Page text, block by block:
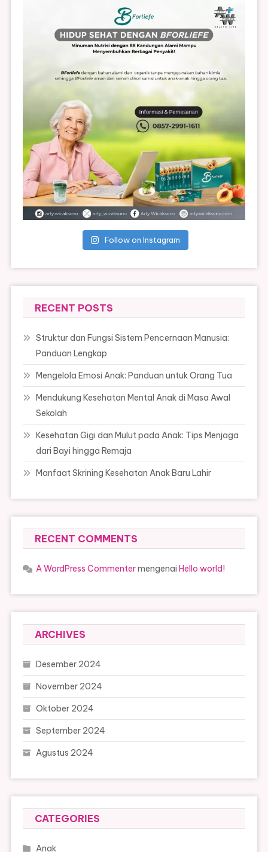
Follow on Instagram
RECENT POSTS
Struktur dan Fungsi Sistem Pencernaan Manusia:
Panduan Lengkap
Mengelola Emosi Anak: Panduan untuk Orang Tua
Mendukung Kesehatan Mental Anak di Masa Awal
Sekolah
Kesehatan Gigi dan Mulut pada Anak: Tips Menjaga
dari Bayi hingga Remaja
Manfaat Skrining Kesehatan Anak Baru Lahir
RECENT COMMENTS
A WordPress Commentermengenai Hello world!
ARCHIVES
Desember 2024
November 2024
Oktober 2024
September 2024
Agustus 2024
CATEGORIES
Anak